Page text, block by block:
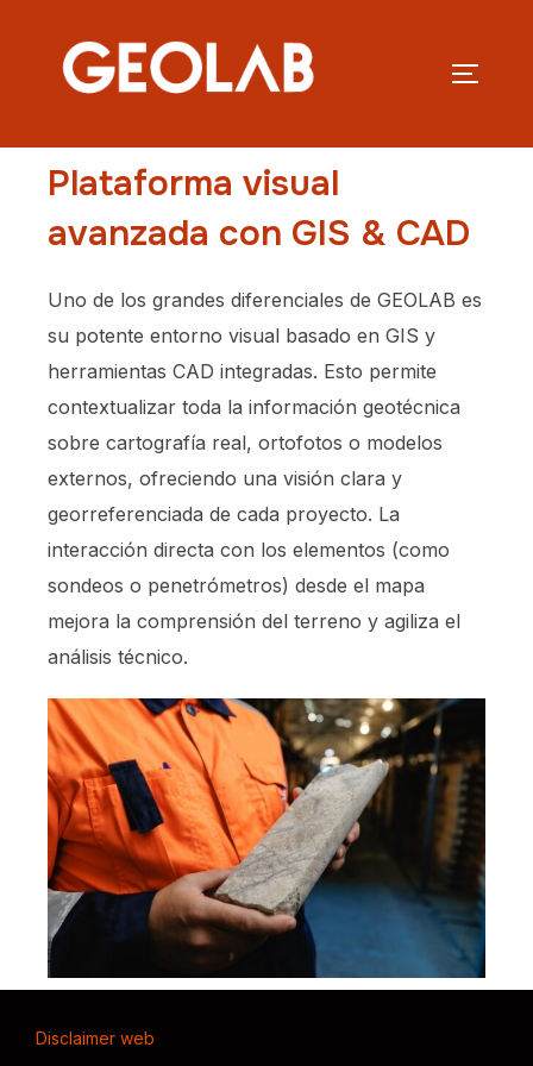
Plataforma visual
avanzada con GIS & CAD
Uno de los grandes diferenciales de GEOLAB es
su potente entorno visual basado en GIS y
herramientas CAD integradas. Esto permite
contextualizar toda la información geotécnica
sobre cartografía real, ortofotos o modelos
externos, ofreciendo una visión clara y
georreferenciada de cada proyecto. La
interacción directa con los elementos (como
sondeos o penetrómetros) desde el mapa
mejora la comprensión del terreno y agiliza el
análisis técnico.
Disclaimer web